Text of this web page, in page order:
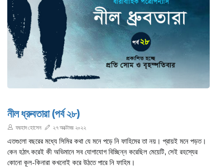
নীল ধ্রুবতারা (পর্ব ২৮)
ফরহাদ হোসেন ২৭ অক্টোবর ২০২২
এতগুলো বছরের মধ্যে সিমির কথা যে মনে পড়ে নি ফাহিমের তা নয়। প্রায়ই মনে পড়ত।
কেন হঠাৎ করেই কী অভিমানে সব যোগাযোগ বিচ্ছিন্ন করেছিল মেয়েটি, সেই রহস্যের
কোনো কূল-কিনারা কখনোই করে উঠতে পারে নি ফাহিম।